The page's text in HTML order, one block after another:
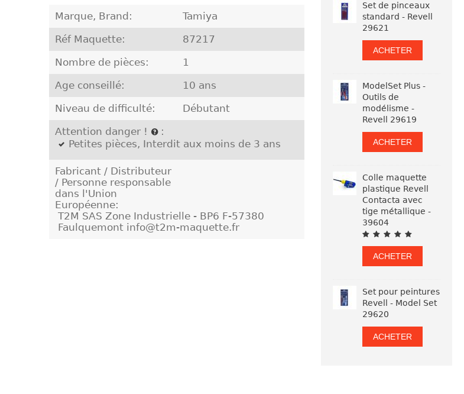
Marque, Brand: Tamiya
Réf Maquette: 87217
Nombre de pièces: 1
Age conseillé: 10 ans
Niveau de difficulté: Débutant
Attention danger !
:
Petites pièces, Interdit aux moins de 3 ans
Fabricant / Distributeur
/ Personne responsable
dans l'Union
Européenne:
T2M SAS Zone Industrielle - BP6 F-57380
Faulquemont info@t2m-maquette.fr
Set de pinceaux
standard - Revell
29621
ACHETER
ModelSet Plus -
Outils de
modélisme -
Revell 29619
ACHETER
Colle maquette
plastique Revell
Contacta avec
tige métallique -
39604
ACHETER
Set pour peintures
Revell - Model Set
29620
ACHETER